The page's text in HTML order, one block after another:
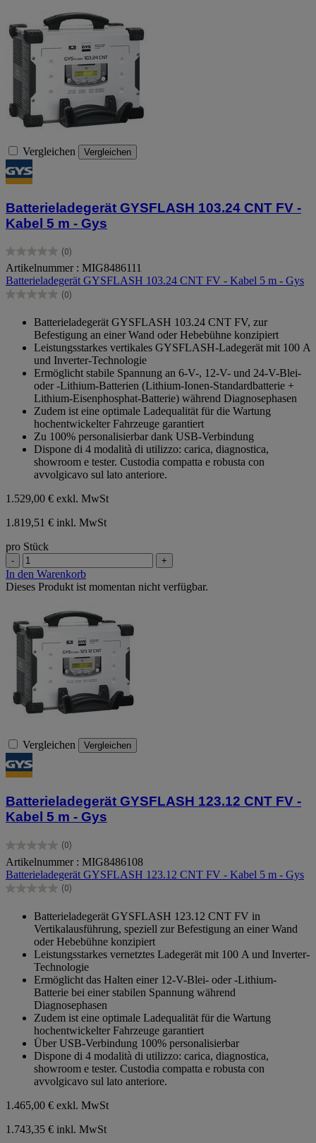
Vergleichen Vergleichen
Batterieladegerät GYSFLASH 103.24 CNT FV -
Kabel 5 m - Gys
(0)
0.0
von
5
Sternen.
Artikelnummer : MIG8486111
Batterieladegerät GYSFLASH 103.24 CNT FV - Kabel 5 m - Gys
(0)
0.0
Sternen.
Batterieladegerät GYSFLASH 103.24 CNT FV, zur
Befestigung an einer Wand oder Hebebühne konzipiert
Leistungsstarkes vertikales GYSFLASH-Ladegerät mit 100 A
und Inverter-Technologie
Ermöglicht stabile Spannung an 6-V-, 12-V- und 24-V-Blei-
oder -Lithium-Batterien (Lithium-Ionen-Standardbatterie +
Lithium-Eisenphosphat-Batterie) während Diagnosephasen
Zudem ist eine optimale Ladequalität für die Wartung
hochentwickelter Fahrzeuge garantiert
Zu 100% personalisierbar dank USB-Verbindung
Dispone di 4 modalità di utilizzo: carica, diagnostica,
showroom e tester. Custodia compatta e robusta con
avvolgicavo sul lato anteriore.
1.529,00 € exkl. MwSt
1.819,51 € inkl. MwSt
pro Stück
- +
In den Warenkorb
Dieses Produkt ist momentan nicht verfügbar.
Vergleichen Vergleichen
Batterieladegerät GYSFLASH 123.12 CNT FV -
Kabel 5 m - Gys
(0)
0.0
von
5
Sternen.
Artikelnummer : MIG8486108
Batterieladegerät GYSFLASH 123.12 CNT FV - Kabel 5 m - Gys
(0)
0.0
Sternen.
Batterieladegerät GYSFLASH 123.12 CNT FV in
Vertikalausführung, speziell zur Befestigung an einer Wand
oder Hebebühne konzipiert
Leistungsstarkes vernetztes Ladegerät mit 100 A und Inverter-
Technologie
Ermöglicht das Halten einer 12-V-Blei- oder -Lithium-
Batterie bei einer stabilen Spannung während
Diagnosephasen
Zudem ist eine optimale Ladequalität für die Wartung
hochentwickelter Fahrzeuge garantiert
Über USB-Verbindung 100% personalisierbar
Dispone di 4 modalità di utilizzo: carica, diagnostica,
showroom e tester. Custodia compatta e robusta con
avvolgicavo sul lato anteriore.
1.465,00 € exkl. MwSt
1.743,35 € inkl. MwSt